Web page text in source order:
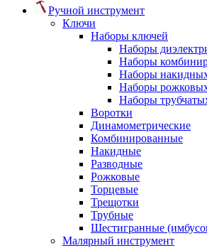
Ручной инструмент
Ключи
Наборы ключей
Наборы
Наборы
Наборы
Наборы
Наборы
Воротки
Динамометрические
Комбинированные
Накидные
Разводные
Рожковые
Торцевые
Трещотки
Трубные
Шестигранные
Малярный инструмент